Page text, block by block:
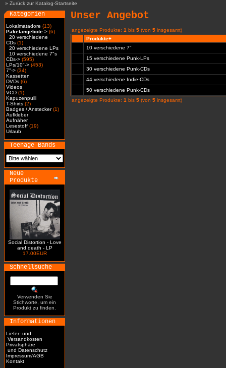
» Zurück zur Katalog-Startseite
Kategorien
Lokalmatadore (13)
Paketangebote-> (6)
20 verschiedene
CDs (1)
20 verschiedene LPs
10 verschiedene 7"s
CDs-> (595)
LPs/10"-> (453)
7"-> (34)
Kassetten
DVDs (6)
Videos
VCD (1)
Kapuzenpulli
T-Shirts (2)
Badges / Anstecker(1)
Aufkleber
Aufnäher
Lesestoff (19)
Urlaub
Teenage Bands
Neue
Produkte
Social Distortion - Love
and death - LP
17.00EUR
Schnellsuche
Verwenden Sie
Stichworte, um ein
Produkt zu finden.
Informationen
Liefer- und
Versandkosten
Privatsphäre
und Datenschutz
Impressum/AGB
Kontakt
Unser Angebot
angezeigte Produkte: 1 bis 5 (von 5 insgesamt)
Produkte+
10 verschiedene 7"
15 verschiedene Punk-LPs
30 verschiedene Punk-CDs
44 verschiedene Indie-CDs
50 verschiedene Punk-CDs
angezeigte Produkte: 1 bis 5 (von 5 insgesamt)